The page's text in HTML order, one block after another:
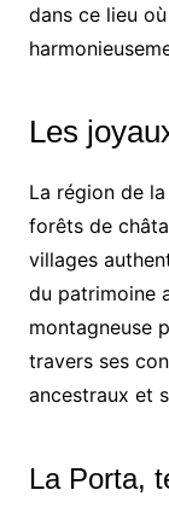
dans ce lieu
Les
La région de
forêts de
villages
du patrimoine
montagneuse
travers ses
ancestraux et
La Porta,